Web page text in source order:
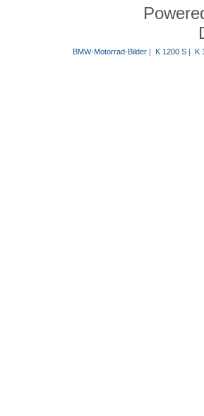
BMW-Motorrad-Bilder| K 1200 S| K